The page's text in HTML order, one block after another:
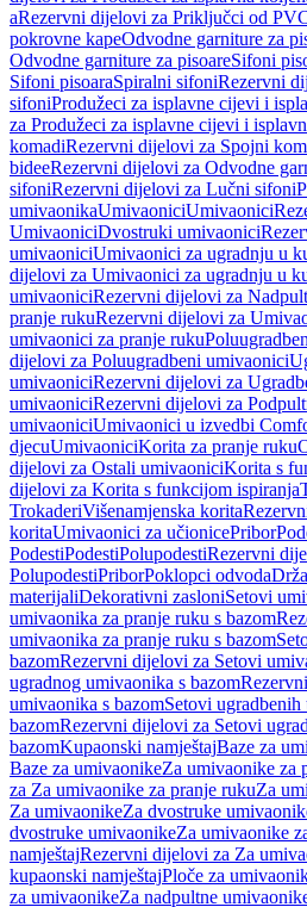
aRezervni dijelovi za Priključci od
pokrovne kapeOdvodne garniture za
Odvodne garniture za pisoareSifoni
Sifoni pisoaraSpiralni sifoniRezervni
sifoniProdužeci za isplavne cijevi i
za Produžeci za isplavne cijevi i
komadiRezervni dijelovi za Spojni
bideeRezervni dijelovi za Odvodne
sifoniRezervni dijelovi za Lučni sifoni
umivaonikaUmivaoniciUmivaonici
UmivaoniciDvostruki umivaonici
umivaoniciUmivaonici za ugradnju u
dijelovi za Umivaonici za ugradnju u
umivaoniciRezervni dijelovi za
pranje rukuRezervni dijelovi za
umivaonici za pranje ruku
dijelovi za Poluugradbeni umivaonici
umivaoniciRezervni dijelovi za
umivaoniciRezervni dijelovi za
umivaoniciUmivaonici u izvedbi
djecuUmivaoniciKorita za pranje ruku
dijelovi za Ostali umivaoniciKorita s
dijelovi za Korita s funkcijom ispiranja
TrokaderiVišenamjenska korita
koritaUmivaonici za učionicePribor
PodestiPodestiPolupodestiRezervni
PolupodestiPriborPoklopci odvoda
materijaliDekorativni zasloniSetovi
umivaonika za pranje ruku s bazom
umivaonika za pranje ruku s bazom
bazomRezervni dijelovi za Setovi
ugradnog umivaonika s bazom
umivaonika s bazomSetovi
bazomRezervni dijelovi za Setovi
bazomKupaonski namještajBaze za
Baze za umivaonikeZa umivaonike za
za Za umivaonike za pranje rukuZa
Za umivaonikeZa dvostruke
dvostruke umivaonikeZa umivaonike
namještajRezervni dijelovi za Za
kupaonski namještajPloče za
za umivaonikeZa nadpultne